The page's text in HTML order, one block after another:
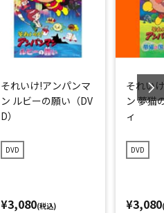
それいけ!アンパンマ
ン ルビーの願い（DV
D）
DVD
¥3,080(税込)
それい
ン 夢猫
ィ
DVD
¥3,080